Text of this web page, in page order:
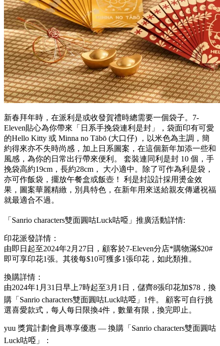
新春拜年時，在派利是或收發賀禮時總需要一個袋子。7-
Eleven貼心為你帶來「日系手挽袋連利是封」，袋面印有可愛
的Hello Kitty 或 Minna no Tābō (大口仔) ，以米色為主調，簡
約得來亦不失時尚感，加上日系圖案，在這個新年加添一些和
風感，為你的日常出行帶來便利。 套裝連同利是封 10 個，手
挽袋高約19cm，長約28cm， 大小適中。除了可作為利是袋，
亦可作飯袋，擺放午餐盒或飯壺！ 利是封設計採用燙金效
果，圖案華麗精緻，別具特色，在新年用來送給親友傳遞祝福
就最適合不過。
「Sanrio characters雙面圓咕Luck咕𠱸」推廣活動詳情:
印花派發詳情：
由即日起至2024年2月27日，顧客於7-Eleven分店*購物滿$20#
即可享印花1張。其後每$10可獲多1張印花，如此類推。
換購詳情：
由2024年1月31日早上7時起至3月1日，儲齊8張印花加$78，換
購「Sanrio characters雙面圓咕Luck咕𠱸」1件。 顧客可自行挑
選喜愛款式，每人每日限換4件，數量有限，換完即止。
yuu 獎賞計劃會員專享優惠 — 換購「Sanrio characters雙面圓咕
Luck咕𠱸」：